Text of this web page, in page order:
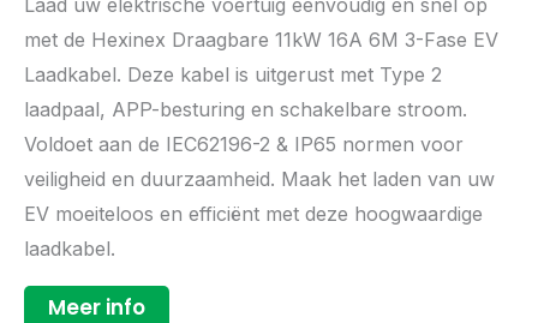
met de Hexinex Draagbare 11kW 16A 6M 3-Fase EV
Laadkabel. Deze kabel is uitgerust met Type 2
laadpaal, APP-besturing en schakelbare stroom.
Voldoet aan de IEC62196-2 & IP65 normen voor
veiligheid en duurzaamheid. Maak het laden van uw
EV moeiteloos en efficiënt met deze hoogwaardige
laadkabel.
Meer info